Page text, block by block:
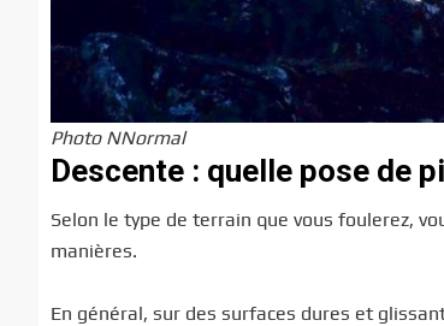
Photo NNormal
Descente : quelle pose de
Selon le type de terrain que vous foulerez,
manières.
En général, sur des surfaces dures et